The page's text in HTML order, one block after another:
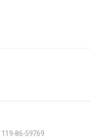
119-86-59769